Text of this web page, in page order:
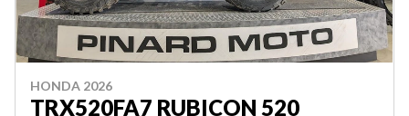
HONDA 2026
TRX520FA7 RUBICON 520